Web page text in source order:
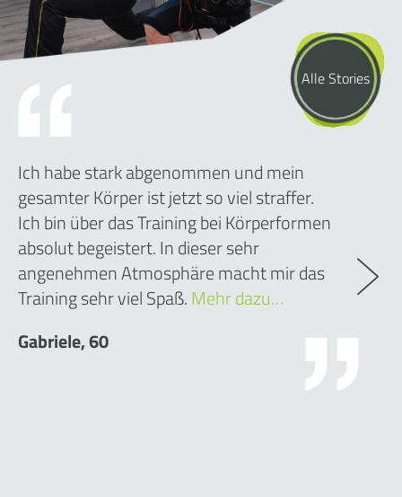
Alle Stories
Ich habe stark abgenommen und mein
gesamter Körper ist jetzt so viel straffer.
Ich bin über das Training bei Körperformen
absolut begeistert. In dieser sehr
angenehmen Atmosphäre macht mir das
Training sehr viel Spaß.Mehr dazu…
Gabriele, 60